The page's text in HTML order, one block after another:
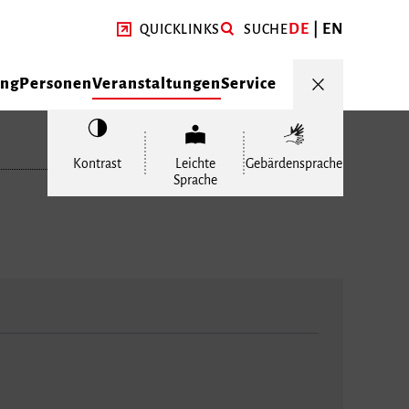
QUICKLINKS SUCHEDE EN
PersonenVeranstaltungenService
Kontrast
Leichte
Sprache
Gebärdensprache